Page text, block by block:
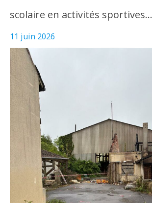
scolaire en activités sportives…
11 juin 2026